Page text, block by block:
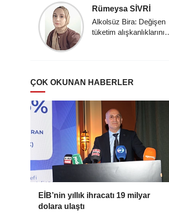
Rümeysa SİVRİ
Alkolsüz Bira: Değişen
tüketim alışkanlıklarının
ÇOK OKUNAN HABERLER
EİB’nin yıllık ihracatı 19 milyar
dolara ulaştı